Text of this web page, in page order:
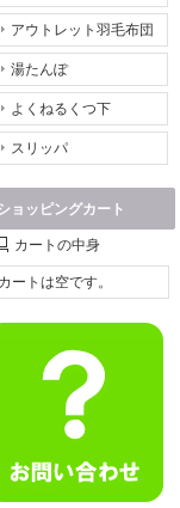
アウトレット羽毛布団
湯たんぽ
よくねるくつ下
スリッパ
ョッピングカート
カートの中身
カートは空です。